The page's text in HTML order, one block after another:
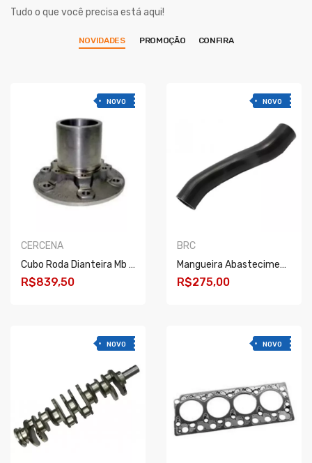
Tudo o que você precisa está aqui!
NOVIDADES PROMOÇÃO CONFIRA
NOVO
CERCENA
Cubo Roda Dianteira Mb 710/712/809/914 - 6 Furos
R$839,50
NOVO
NOVO
BRC
Mangueira Abastecimento Radiador Daf Xf/cf/xf 20/..
R$275,00
NOVO